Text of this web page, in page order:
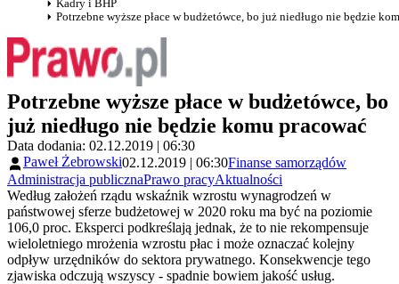
Kadry i BHP
Potrzebne wyższe płace w budżetówce, bo już niedługo nie będzie
Potrzebne wyższe płace w budżetówce, bo
już niedługo nie będzie komu pracować
Data dodania: 02.12.2019 | 06:30
Paweł Żebrowski02.12.2019 | 06:30Finanse samorządów
Administracja publicznaPrawo pracyAktualności
Według założeń rządu wskaźnik wzrostu wynagrodzeń w
państwowej sferze budżetowej w 2020 roku ma być na poziomie
106,0 proc. Eksperci podkreślają jednak, że to nie rekompensuje
wieloletniego mrożenia wzrostu płac i może oznaczać kolejny
odpływ urzędników do sektora prywatnego. Konsekwencje tego
zjawiska odczują wszyscy - spadnie bowiem jakość usług.